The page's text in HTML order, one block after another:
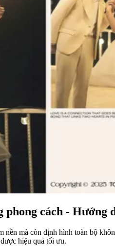
cách - Hướng
mà còn định hình toàn bộ
hiệu quả tối ưu.